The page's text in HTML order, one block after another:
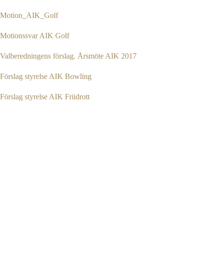
Motion_AIK_Golf
Motionssvar AIK Golf
Valberedningens förslag. Årsmöte AIK 2017
Förslag styrelse AIK Bowling
Förslag styrelse AIK Friidrott